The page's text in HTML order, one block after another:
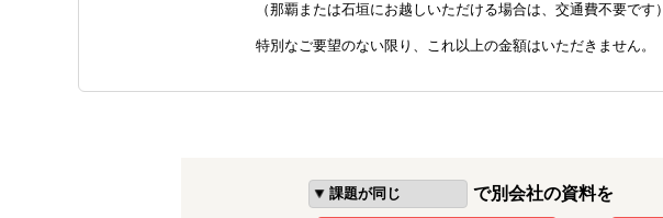
（那覇または石垣にお越しいただける場合は、交通費不要です）
特別なご要望のない限り、これ以上の金額はいただきません。
で別会社の資料を